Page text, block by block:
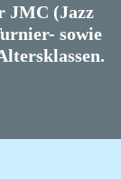
JMC (Jazz
sowie